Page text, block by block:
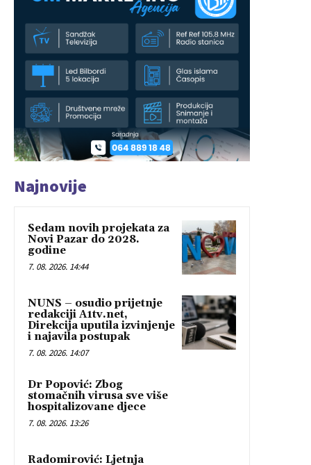
Najnovije
Sedam novih projekata za
Novi Pazar do 2028.
godine
7. 08. 2026. 14:44
NUNS – osudio prijetnje
redakciji A1tv.net,
Direkcija uputila izvinjenje
i najavila postupak
7. 08. 2026. 14:07
Dr Popović: Zbog
stomačnih virusa sve više
hospitalizovane djece
7. 08. 2026. 13:26
Radomirović: Ljetnja